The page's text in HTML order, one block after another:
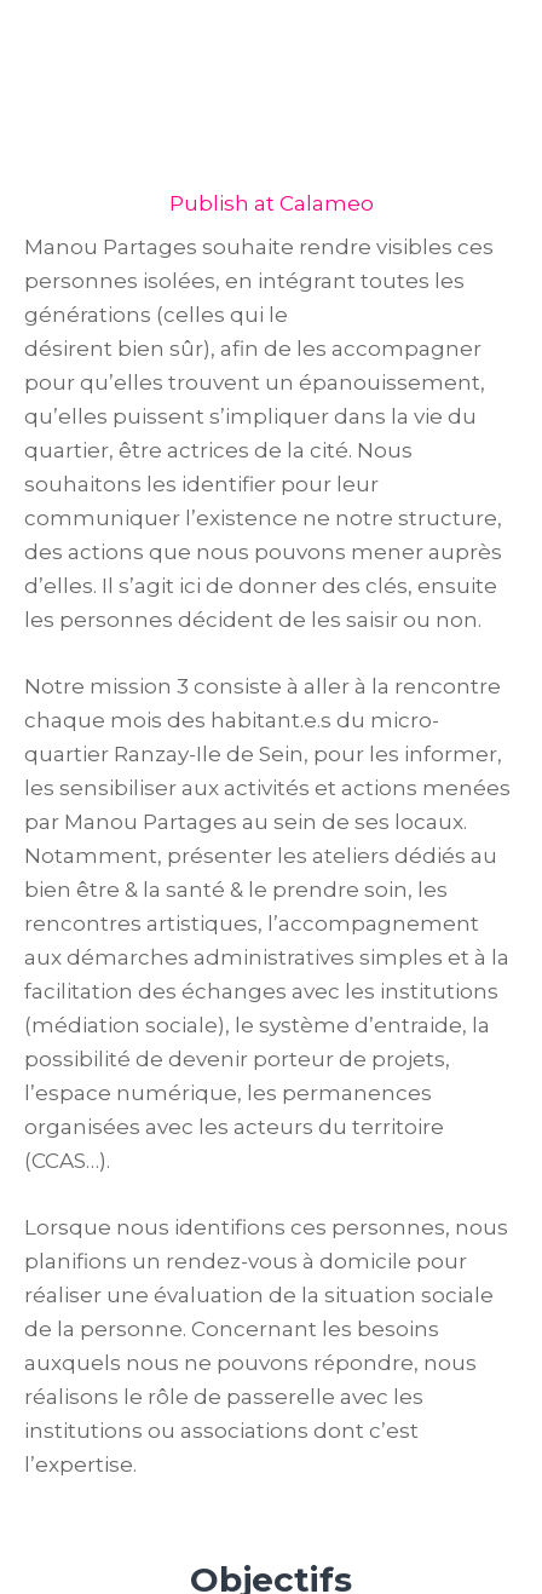
Publish at Calameo
Manou Partages souhaite rendre visibles ces
personnes isolées, en intégrant toutes les
générations (celles qui le
désirent bien sûr), afin de les accompagner
pour qu’elles trouvent un épanouissement,
qu’elles puissent s’impliquer dans la vie du
quartier, être actrices de la cité. Nous
souhaitons les identifier pour leur
communiquer l’existence ne notre structure,
des actions que nous pouvons mener auprès
d’elles. Il s’agit ici de donner des clés, ensuite
les personnes décident de les saisir ou non.
Notre mission 3 consiste à aller à la rencontre
chaque mois des habitant.e.s du micro-
quartier Ranzay-Ile de Sein, pour les informer,
les sensibiliser aux activités et actions menées
par Manou Partages au sein de ses locaux.
Notamment, présenter les ateliers dédiés au
bien être & la santé & le prendre soin, les
rencontres artistiques, l’accompagnement
aux démarches administratives simples et à la
facilitation des échanges avec les institutions
(médiation sociale), le système d’entraide, la
possibilité de devenir porteur de projets,
l’espace numérique, les permanences
organisées avec les acteurs du territoire
(CCAS…).
Lorsque nous identifions ces personnes, nous
planifions un rendez-vous à domicile pour
réaliser une évaluation de la situation sociale
de la personne. Concernant les besoins
auxquels nous ne pouvons répondre, nous
réalisons le rôle de passerelle avec les
institutions ou associations dont c’est
l’expertise.
Objectifs